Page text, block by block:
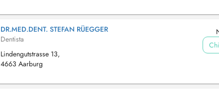
DR.MED.DENT. STEFAN RÜEGGER
Dentista
Lindengutstrasse 13,
4663 Aarburg